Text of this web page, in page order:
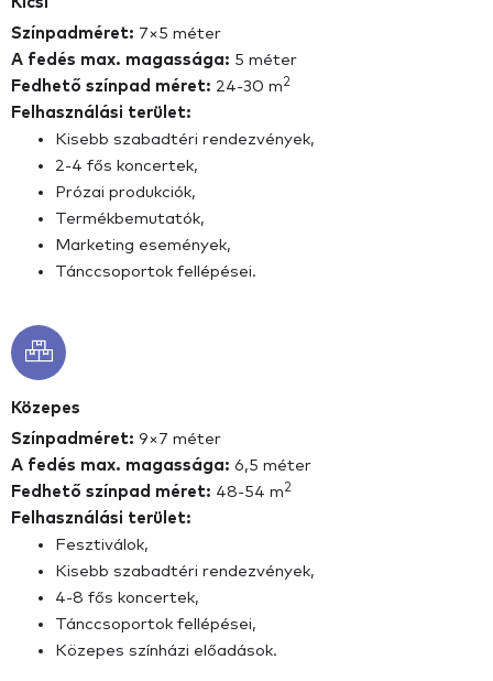
Színpadméret: 7×5 méter
A fedés max. magassága: 5 méter
Fedhető színpad méret: 24-30 m2
Felhasználási terület:
Kisebb szabadtéri rendezvények,
2-4 fős koncertek,
Prózai produkciók,
Termékbemutatók,
Marketing események,
Tánccsoportok fellépései.
Közepes
Színpadméret: 9×7 méter
A fedés max. magassága: 6,5 méter
Fedhető színpad méret: 48-54 m2
Felhasználási terület:
Fesztiválok,
Kisebb szabadtéri rendezvények,
4-8 fős koncertek,
Tánccsoportok fellépései,
Közepes színházi előadások.